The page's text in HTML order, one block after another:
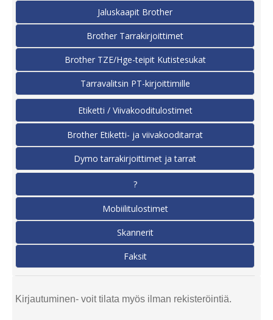
Jaluskaapit Brother
Brother Tarrakirjoittimet
Brother TZE/Hge-teipit Kutistesukat
Tarravalitsin PT-kirjoittimille
Etiketti / Viivakooditulostimet
Brother Etiketti- ja viivakooditarrat
Dymo tarrakirjoittimet ja tarrat
?
Mobiilitulostimet
Skannerit
Faksit
Kirjautuminen- voit tilata myös ilman rekisteröintiä.